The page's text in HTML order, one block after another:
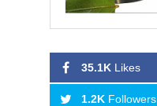
35.1K Likes
1.2K Followers